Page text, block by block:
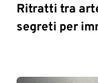
Ritratti tra
segreti per